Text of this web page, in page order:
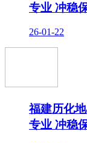
专业 冲稳
26-01-22
福建历化
专业 冲稳